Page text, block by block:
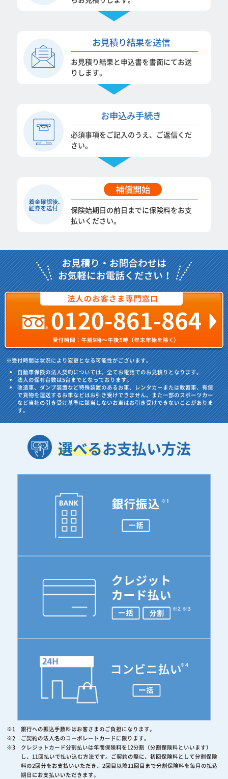
お見積り結果を送信
お見積り結果と申込書を書面にてお送
りします。
お申込み手続き
必須事項をご記入のうえ、ご返信くだ
さい。
補償開始
保険始期日の前日までに保険料をお支
払いください。
※受付時間は状況により変更となる可能性がございます。
自動車保険の法人契約については、全てお電話でのお見積りとなります。
法人の保有台数は5台までとなっております。
改造車、ダンプ装置など特殊装置のあるお車、レンタカーまたは教習車、有償
で貨物を運送するお車などはお引き受けできません。また一部のスポーツカー
など当社の引き受け基準に該当しないお車はお引き受けできないことがありま
す。
選べるお支払い方法
※1 銀行への振込手数料はお客さまのご負担になります。
※2 ご契約の法人名のコーポレートカードに限ります。
※3 クレジットカード分割払いは年間保険料を12分割（分割保険料といいます）
し、11回払いで払い込む方法です。ご契約の際に、初回保険料として分割保険
料の2回分をお支払いいただき、2回目以降11回目まで分割保険料を毎月の払込
期日にお支払いいただきます。